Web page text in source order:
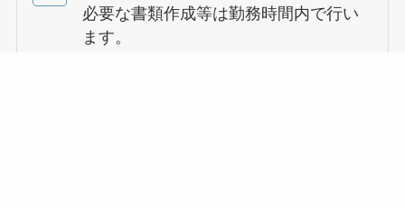
必要な書類作成等は勤務時間内で行い
ます。